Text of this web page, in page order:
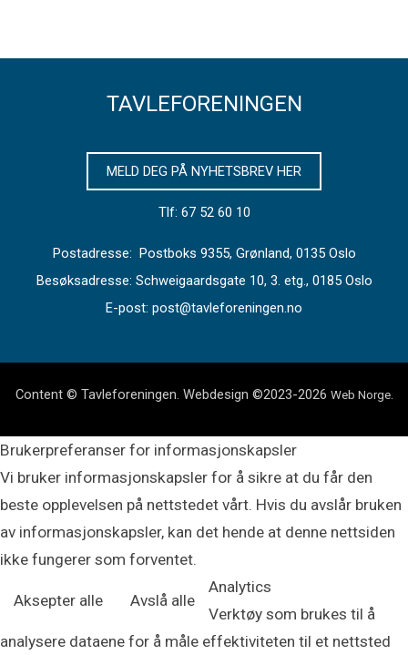
TAVLEFORENINGEN
MELD DEG PÅ NYHETSBREV HER
Tlf: 67 52 60 10
Postadresse: Postboks 9355, Grønland, 0135 Oslo
Besøksadresse: Schweigaardsgate 10, 3. etg., 0185 Oslo
E-post: post@tavleforeningen.no
Content © Tavleforeningen. Webdesign ©2023-2026 Web Norge.
Brukerpreferanser for informasjonskapsler
Vi bruker informasjonskapsler for å sikre at du får den
beste opplevelsen på nettstedet vårt. Hvis du avslår bruken
av informasjonskapsler, kan det hende at denne nettsiden
ikke fungerer som forventet.
Aksepter alle Avslå alle
Analytics
Verktøy som brukes til å
analysere dataene for å måle effektiviteten til et nettsted